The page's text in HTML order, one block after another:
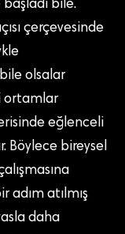
bile.
çerçevesinde
olsalar
ortamlar
eğlenceli
Böylece bireysel
atılmış
daha